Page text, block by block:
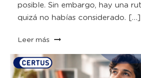
posible. Sin embargo, hay una
quizá no habías considerado. […]
Leer más